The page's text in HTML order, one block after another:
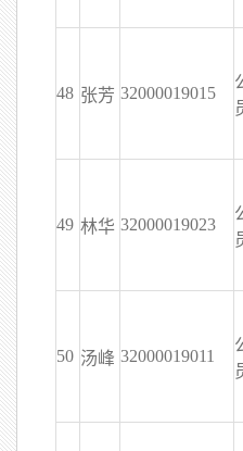
48 张芳 32000019015
49 林华 32000019023
50 汤峰 32000019011